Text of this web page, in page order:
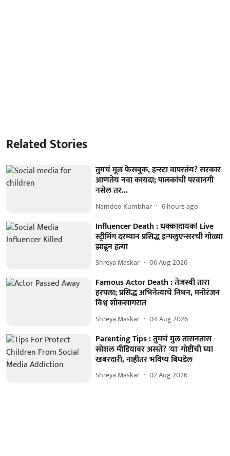
Related Stories
तुमचं मूल फेसबुक, इन्स्टा वापरतंय? सरकार
आणतेय नवा कायदा; पालकांची परवानगी
नसेल तर...
Namdeo Kumbhar 6 hours ago
Influencer Death : धक्कादायक! Live
स्ट्रीमिंग दरम्यान प्रसिद्ध इन्फ्लुएन्सरची गोळ्या
झाडून हत्या
Shreya Maskar 06 Aug 2026
Famous Actor Death : तेजस्वी तारा
हरपला; प्रसिद्ध अभिनेत्याचे निधन, मनोरंजन
विश्व शोकसागरात
Shreya Maskar 04 Aug 2026
Parenting Tips : तुमचं मुल तासनतास
सोशल मीडियावर असते? 'या' गोष्टींची घ्या
खबरदारी, नाहीतर भविष्य बिघडेल
Shreya Maskar 02 Aug 2026